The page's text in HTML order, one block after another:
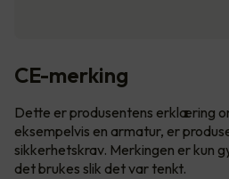
CE-merking
Dette er produsentens erklæring
eksempelvis en armatur, er
sikkerhetskrav. Merkingen er kun
det brukes slik det var tenkt.